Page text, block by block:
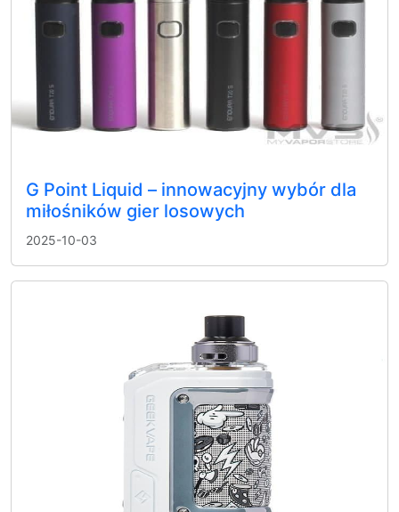
G Point Liquid – innowacyjny wybór dla
miłośników gier losowych
2025-10-03